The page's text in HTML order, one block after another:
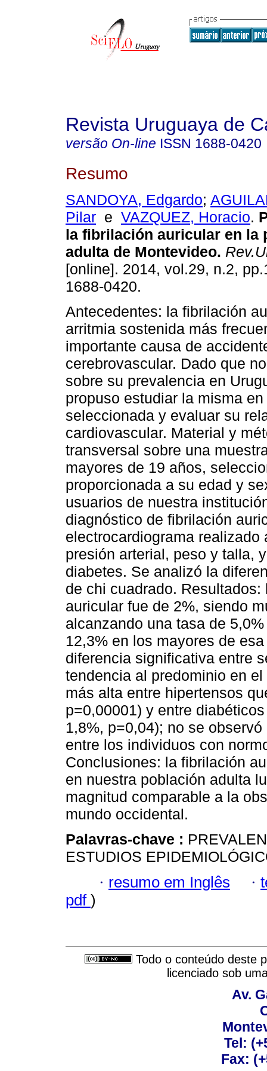
Revista Uruguaya de
versão On-line ISSN 1688-0420
Resumo
SANDOYA, Edgardo;
Pilar e VAZQUEZ, Horacio.
la fibrilación auricular en la
adulta de Montevideo.
[online]. 2014, vol.29, n.2,
1688-0420.
Antecedentes: la fibrilación
arritmia sostenida más
importante causa de
cerebrovascular. Dado que
sobre su prevalencia en
propuso estudiar la misma
seleccionada y evaluar su
cardiovascular. Material y
transversal sobre una
mayores de 19 años,
proporcionada a su edad y
usuarios de nuestra
diagnóstico de fibrilación
electrocardiograma
presión arterial, peso y talla,
diabetes. Se analizó la
de chi cuadrado.
auricular fue de 2%, siendo
alcanzando una tasa de
12,3% en los mayores de
diferencia significativa entre
tendencia al predominio en
más alta entre hipertensos
p=0,00001) y entre
1,8%, p=0,04); no se
entre los individuos con
Conclusiones: la fibrilación
en nuestra población adulta
magnitud comparable a la
mundo occidental.
Palavras-chave :
ESTUDIOS
· resumo em Inglês ·
pdf )
Todo o conteúdo deste
licenciado sob
Av.
Tel:
Fax: